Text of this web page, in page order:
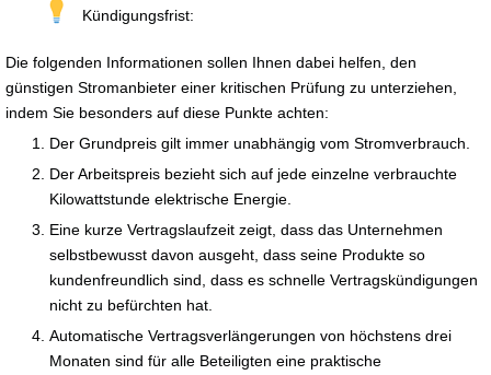
Kündigungsfrist:
Die folgenden Informationen sollen Ihnen dabei helfen, den
günstigen Stromanbieter einer kritischen Prüfung zu unterziehen,
indem Sie besonders auf diese Punkte achten:
Der Grundpreis gilt immer unabhängig vom Stromverbrauch.
Der Arbeitspreis bezieht sich auf jede einzelne verbrauchte
Kilowattstunde elektrische Energie.
Eine kurze Vertragslaufzeit zeigt, dass das Unternehmen
selbstbewusst davon ausgeht, dass seine Produkte so
kundenfreundlich sind, dass es schnelle Vertragskündigungen
nicht zu befürchten hat.
Automatische Vertragsverlängerungen von höchstens drei
Monaten sind für alle Beteiligten eine praktische